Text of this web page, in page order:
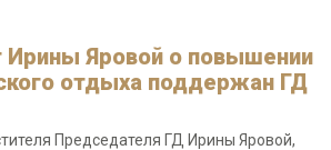
Ирины Яровой о повышении
отдыха поддержан ГД
Председателя ГД Ирины Яровой,